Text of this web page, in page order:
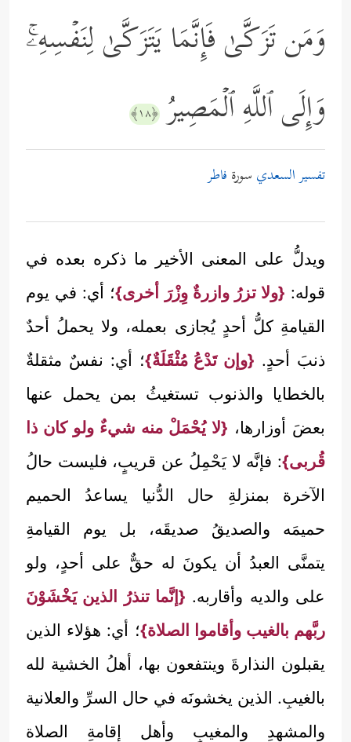
وَمَن تَزَكَّىٰ فَإِنَّمَا یَتَزَكَّىٰ لِنَفۡسِهِۦۚ
وَإِلَى ٱللَّهِ ٱلۡمَصِیرُ ﴿١٨﴾
تفسير السعدي سورة فاطر
ويدلُّ على المعنى الأخير ما ذكره بعده في
قوله: {ولا تزرُ وازرةٌ وِزْرَ أخرى}؛ أي: في يوم
القيامةِ كلُّ أحدٍ يُجازى بعمله، ولا يحملُ أحدٌ
ذنبَ أحدٍ. {وإن تَدْعُ مُثْقَلَةٌ}؛ أي: نفسٌ مثقلةٌ
بالخطايا والذنوب تستغيثُ بمن يحمل عنها
بعضَ أوزارها، {لا يُحْمَلْ منه شيءٌ ولو كان ذا
قُربى}: فإنَّه لا يَحْمِلُ عن قريبٍ، فليست حالُ
الآخرة بمنزلةِ حال الدُّنيا يساعدُ الحميم
حميمَه والصديقُ صديقَه، بل يوم القيامةِ
يتمنَّى العبدُ أن يكونَ له حقٌّ على أحدٍ، ولو
على والديه وأقاربه. {إنَّما تنذرُ الذين يَخْشَوْنَ
ربَّهم بالغيب وأقاموا الصلاة}؛ أي: هؤلاء الذين
يقبلون النذارةَ وينتفعون بها، أهلُ الخشية لله
بالغيبِ. الذين يخشونَه في حال السرِّ والعلانية
والمشهدِ والمغيبِ وأهل إقامةِ الصلاة